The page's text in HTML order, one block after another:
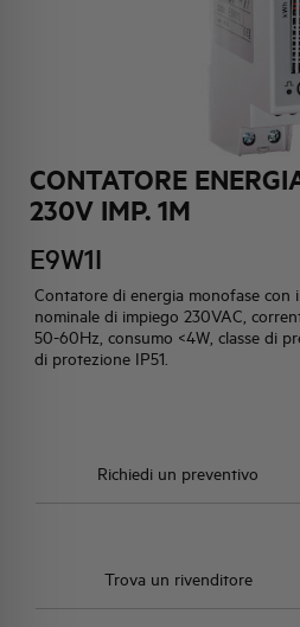
CONTATORE
230V IMP. 1M
E9W1I
Contatore di energia monofase con
nominale di impiego 230VAC,
50-60Hz, consumo <4W, classe di
di protezione IP51.
Richiedi un preventivo
Trova un rivenditore
IMPEGNO SOCIALE